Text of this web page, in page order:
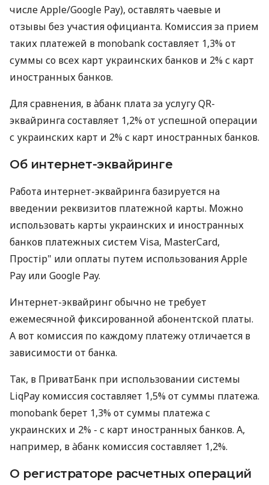
числе Apple/Google Pay), оставлять чаевые и
отзывы без участия официанта. Комиссия за прием
таких платежей в monobank составляет 1,3% от
суммы со всех карт украинских банков и 2% с карт
иностранных банков.
Для сравнения, в àбанк плата за услугу QR-
эквайринга составляет 1,2% от успешной операции
с украинских карт и 2% с карт иностранных банков.
Об интернет-эквайринге
Работа интернет-эквайринга базируется на
введении реквизитов платежной карты. Можно
использовать карты украинских и иностранных
банков платежных систем Visa, MasterCard,
Простір" или оплаты путем использования Apple
Pay или Google Pay.
Интернет-эквайринг обычно не требует
ежемесячной фиксированной абонентской платы.
А вот комиссия по каждому платежу отличается в
зависимости от банка.
Так, в ПриватБанк при использовании системы
LiqPay комиссия составляет 1,5% от суммы платежа.
monobank берет 1,3% от суммы платежа с
украинских и 2% - с карт иностранных банков. А,
например, в àбанк комиссия составляет 1,2%.
О регистраторе расчетных операций